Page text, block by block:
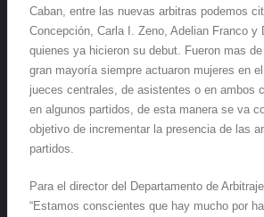
Caban, entre las nuevas arbitras podemos
Concepción, Carla I. Zeno, Adelian Franco y
quienes ya hicieron su debut. Fueron mas
gran mayoría siempre actuaron mujeres en
jueces centrales, de asistentes o en ambos
en algunos partidos, de esta manera se va
objetivo de incrementar la presencia de las
partidos.
Para el director del Departamento de
“Estamos conscientes que hay mucho por